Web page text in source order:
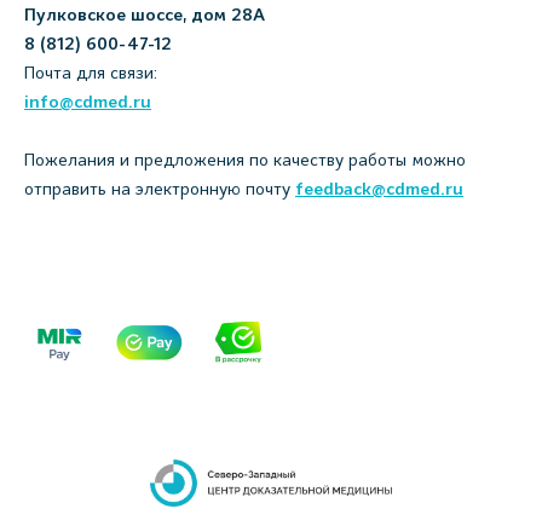
Пулковское шоссе, дом 28А
8 (812) 600-47-12
Почта для связи:
info@cdmed.ru
Пожелания и предложения по качеству работы можно
отправить на электронную почту feedback@cdmed.ru